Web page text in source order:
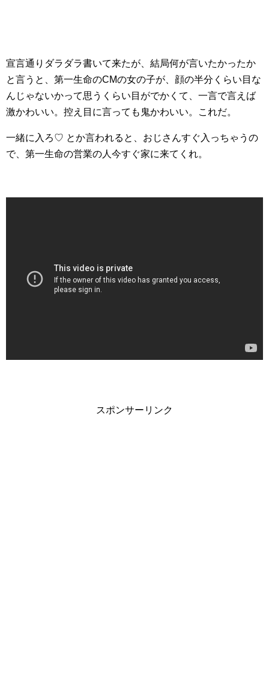
宣言通りダラダラ書いて来たが、結局何が言いたかったか
と言うと、第一生命のCMの女の子が、顔の半分くらい目な
んじゃないかって思うくらい目がでかくて、一言で言えば
激かわいい。控え目に言っても鬼かわいい。これだ。
一緒に入ろ♡ とか言われると、おじさんすぐ入っちゃうの
で、第一生命の営業の人今すぐ家に来てくれ。
スポンサーリンク